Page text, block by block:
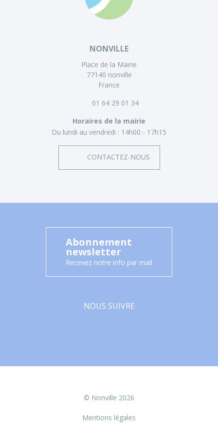
NONVILLE
Place de la Mairie
77140 nonville
France
01 64 29 01 34
Horaires de la mairie
Du lundi au vendredi : 14h00 - 17h15
CONTACTEZ-NOUS
Abonnement
newsletter
Recevez notre info par mail
NOUS SUIVRE
© Nonville 2026
Mentions légales